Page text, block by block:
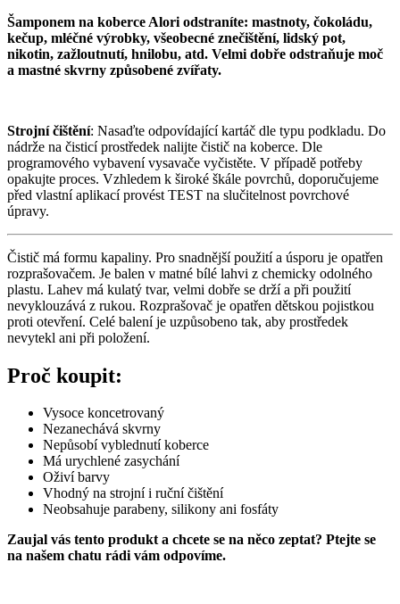
Šamponem na koberce Alori odstraníte: mastnoty, čokoládu,
kečup, mléčné výrobky, všeobecné znečištění, lidský pot,
nikotin, zažloutnutí, hnilobu, atd. Velmi dobře odstraňuje moč
a mastné skvrny způsobené zvířaty.
Strojní čištění: Nasaďte odpovídající kartáč dle typu podkladu. Do
nádrže na čisticí prostředek nalijte čistič na koberce. Dle
programového vybavení vysavače vyčistěte. V případě potřeby
opakujte proces. Vzhledem k široké škále povrchů, doporučujeme
před vlastní aplikací provést TEST na slučitelnost povrchové
úpravy.
Čistič má formu kapaliny. Pro snadnější použití a úsporu je opatřen
rozprašovačem. Je balen v matné bílé lahvi z chemicky odolného
plastu. Lahev má kulatý tvar, velmi dobře se drží a při použití
nevyklouzává z rukou. Rozprašovač je opatřen dětskou pojistkou
proti otevření. Celé balení je uzpůsobeno tak, aby prostředek
nevytekl ani při položení.
Proč koupit:
Vysoce koncetrovaný
Nezanechává skvrny
Nepůsobí vyblednutí koberce
Má urychlené zasychání
Oživí barvy
Vhodný na strojní i ruční čištění
Neobsahuje parabeny, silikony ani fosfáty
Zaujal vás tento produkt a chcete se na něco zeptat? Ptejte se
na našem chatu rádi vám odpovíme.